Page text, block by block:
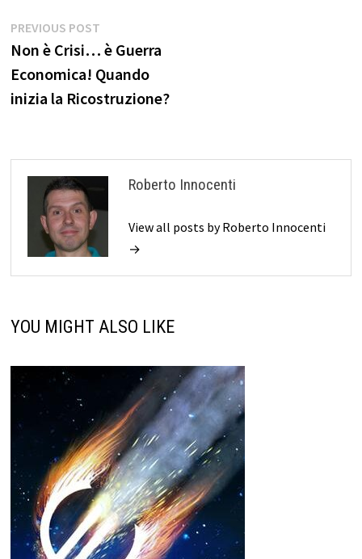
Navigazione
articoli
PREVIOUS POSTPrevious
post:
Non è Crisi… è Guerra
Economica! Quando
inizia la Ricostruzione?
Roberto Innocenti
View all posts by Roberto Innocenti
→
YOU MIGHT ALSO LIKE